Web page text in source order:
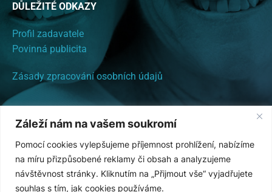
Záleží nám na vašem soukromí
Pomocí cookies vylepšujeme příjemnost prohlížení, nabízíme
na míru přizpůsobené reklamy či obsah a analyzujeme
návštěvnost stránky. Kliknutím na „Přijmout vše“ vyjadřujete
souhlas s tím, jak cookies používáme.
DŮLEŽITÉ ODKAZY
Profil zadavatele
Povinná publicita
Zásady zpracování osobních údajů
ZDRAVOTNÍ A SOCIÁLNÍ SLUŽBY, s. r. o.
Na Chabovci 444, Vřesina u Hlučína, 74720
IČ: 2856160